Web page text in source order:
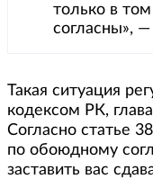
только в
согласны»,
Такая ситуация
кодексом РК,
Согласно статье
по обоюдному
заставить вас